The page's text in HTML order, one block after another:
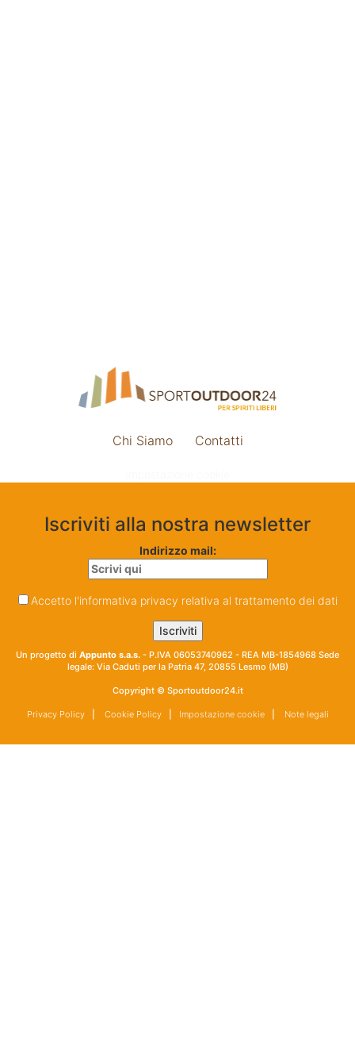
Chi Siamo Contatti
Iscriviti alla nostra newsletter
Indirizzo mail:
Accetto l'informativa privacy relativa al trattamento dei dati
Un progetto di Appunto s.a.s. - P.IVA 06053740962 - REA MB-1854968 Sede
legale: Via Caduti per la Patria 47, 20855 Lesmo (MB)
Copyright © Sportoutdoor24.it
Privacy Policy| Cookie Policy| Impostazione cookie| Note legali